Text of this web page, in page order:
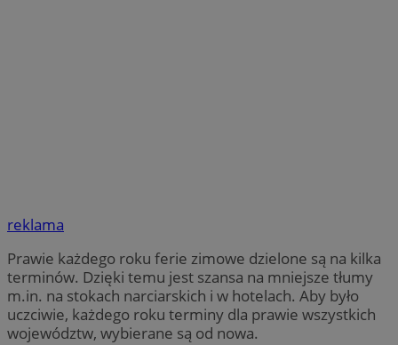
reklama
Prawie każdego roku ferie zimowe dzielone są na kilka
terminów. Dzięki temu jest szansa na mniejsze tłumy
m.in. na stokach narciarskich i w hotelach. Aby było
uczciwie, każdego roku terminy dla prawie wszystkich
województw, wybierane są od nowa.